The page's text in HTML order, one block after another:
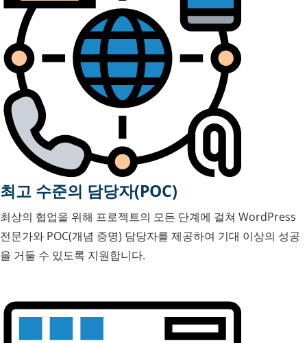
최고 수준의 담당자(POC)
최상의 협업을 위해 프로젝트의 모든 단계에 걸쳐 WordPress
전문가와 POC(개념 증명) 담당자를 제공하여 기대 이상의 성공
을 거둘 수 있도록 지원합니다.